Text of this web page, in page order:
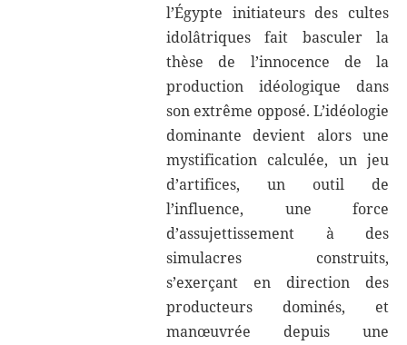
l’Égypte initiateurs des cultes
idolâtriques fait basculer la
thèse de l’innocence de la
production idéologique dans
son extrême opposé. L’idéologie
dominante devient alors une
mystification calculée, un jeu
d’artifices, un outil de
l’influence, une force
d’assujettissement à des
simulacres construits,
s’exerçant en direction des
producteurs dominés, et
manœuvrée depuis une